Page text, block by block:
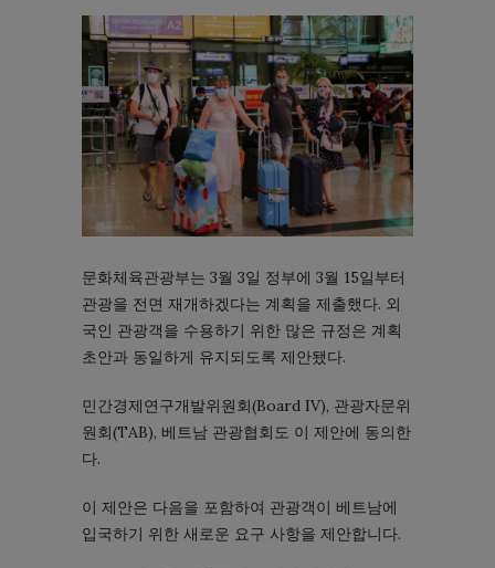
문화체육관광부는 3월 3일 정부에 3월 15일부터
관광을 전면 재개하겠다는 계획을 제출했다. 외
국인 관광객을 수용하기 위한 많은 규정은 계획
초안과 동일하게 유지되도록 제안됐다.
민간경제연구개발위원회(Board IV), 관광자문위
원회(TAB), 베트남 관광협회도 이 제안에 동의한
다.
이 제안은 다음을 포함하여 관광객이 베트남에
입국하기 위한 새로운 요구 사항을 제안합니다.